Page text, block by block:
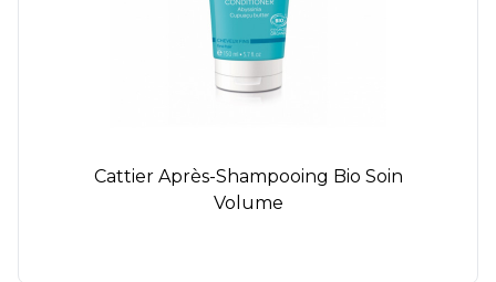
Cattier Après-Shampooing Bio Soin
Volume